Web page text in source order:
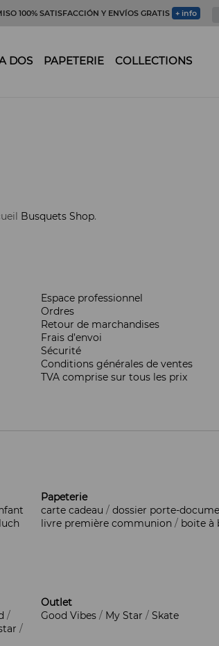
100% SATISFACCIÓN Y ENVÍOS GRATIS + info
DOS PAPETERIE COLLECTIONS
Busquets Shop.
Espace professionnel
Ordres
Retour de marchandises
Frais d’envoi
Sécurité
Conditions générales de ventes
TVA comprise sur tous les prix
Papeterie
carte cadeau / dossier porte-
livre première communion / boite à
/
/
Outlet
Good Vibes / My Star / Skate